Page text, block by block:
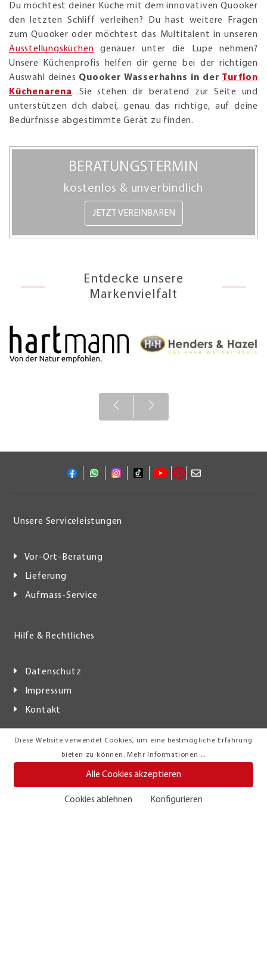
Diese Website verwendet Cookies, um eine bestmögliche Erfahrung
bieten zu können. Mehr Informationen ...
Alle Cookies akzeptieren
Cookies ablehnen Konfigurieren
Du möchtest deiner Küche mit dem innovativen Quooker
den letzten Schliff verleihen? Du hast weitere Fragen
zum Quooker oder möchtest das Multitalent in unseren
Ausstellungsküchen genauer unter die Lupe nehmen?
Unsere Küchenprofis helfen dir gerne bei der richtigen
Auswahl deines Quooker Wasserhahns in der Turflon
Küchenarena. Sie stehen dir beratend zur Seite und
unterstützen dch dabei, genau das richtige, auf deine
Bedürfnisse abgestimmte Gerät zu finden.
BERATUNGSTERMIN
kostenlos & unverbindlich
JETZT VEREINBAREN
Entdecke unsere
Markenvielfalt
Unsere Serviceleistungen
Vor-Ort-Beratung
Lieferung
Aufmass-Service
Hilfe & Rechtliches
Datenschutz
Impressum
Kontakt
Möbelhaus